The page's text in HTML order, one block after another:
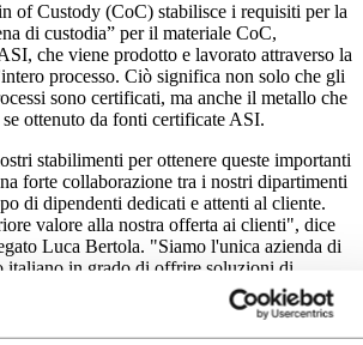
of Custody (CoC) stabilisce i requisiti per la
di custodia” per il materiale CoC,
che viene prodotto e lavorato attraverso la
processo. Ciò significa non solo che gli
sono certificati, ma anche il metallo che
ottenuto da fonti certificate ASI.
stabilimenti per ottenere queste importanti
forte collaborazione tra i nostri dipartimenti
di dipendenti dedicati e attenti al cliente.
valore alla nostra offerta ai clienti", dice
Luca Bertola. "Siamo l'unica azienda di
italiano in grado di offrire soluzioni di
da un ente terzo".
gestisce due presse di estrusione e